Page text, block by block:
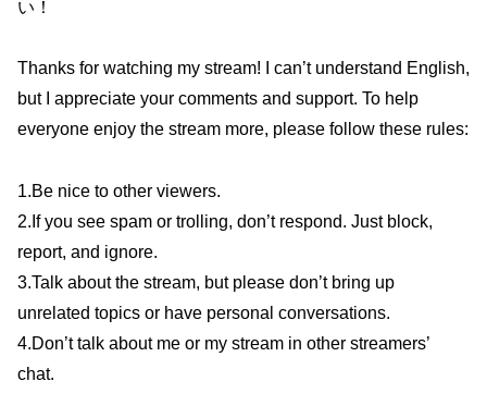
い！
Thanks for watching my stream! I can’t understand English,
but I appreciate your comments and support. To help
everyone enjoy the stream more, please follow these rules:
1.Be nice to other viewers.
2.If you see spam or trolling, don’t respond. Just block,
report, and ignore.
3.Talk about the stream, but please don’t bring up
unrelated topics or have personal conversations.
4.Don’t talk about me or my stream in other streamers’
chat.